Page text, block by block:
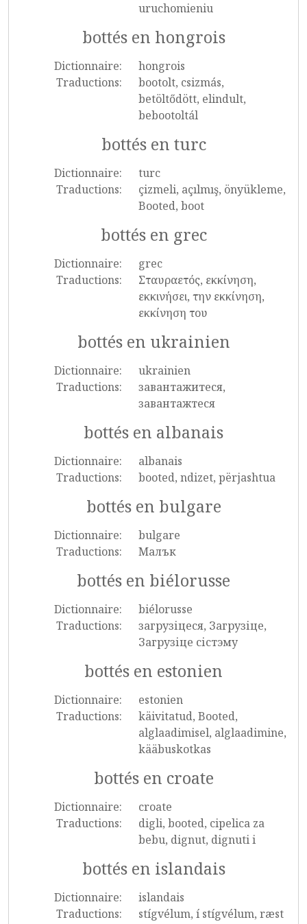
uruchomieniu
bottés en hongrois
Dictionnaire:
hongrois
Traductions:
bootolt, csizmás,
betöltődött, elindult,
bebootoltál
bottés en turc
Dictionnaire:
turc
Traductions:
çizmeli, açılmış, önyükleme,
Booted, boot
bottés en grec
Dictionnaire:
grec
Traductions:
Σταυραετός, εκκίνηση,
εκκινήσει, την εκκίνηση,
εκκίνηση του
bottés en ukrainien
Dictionnaire:
ukrainien
Traductions:
завантажитеся,
завантажтеся
bottés en albanais
Dictionnaire:
albanais
Traductions:
booted, ndizet, përjashtua
bottés en bulgare
Dictionnaire:
bulgare
Traductions:
Малък
bottés en biélorusse
Dictionnaire:
biélorusse
Traductions:
загрузіцеся, Загрузіце,
Загрузіце сістэму
bottés en estonien
Dictionnaire:
estonien
Traductions:
käivitatud, Booted,
alglaadimisel, alglaadimine,
kääbuskotkas
bottés en croate
Dictionnaire:
croate
Traductions:
digli, booted, cipelica za
bebu, dignut, dignuti i
bottés en islandais
Dictionnaire:
islandais
Traductions:
stígvélum, í stígvélum, ræst